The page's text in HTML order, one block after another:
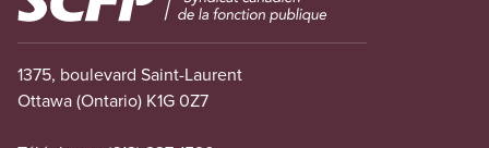
1375, boulevard Saint-Laurent
Ottawa (Ontario) K1G 0Z7